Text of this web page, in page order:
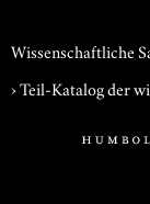
Wissenschaftliche
› Teil-Katalog der